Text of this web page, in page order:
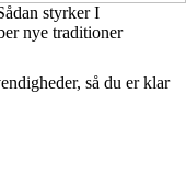
styrker I
nye traditioner
så du er klar